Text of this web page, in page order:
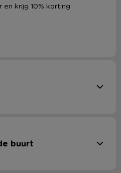
en krijg 10% korting
buurt